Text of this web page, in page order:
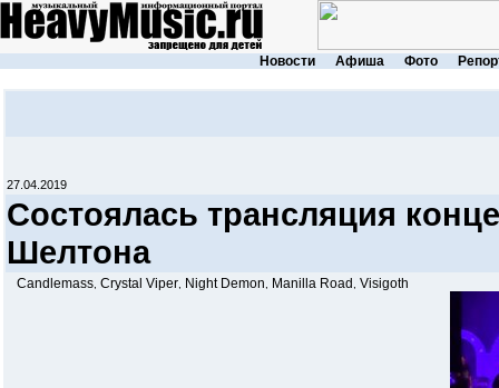
Новости Афиша Фото
27.04.2019
Состоялась трансляция
Шелтона
Candlemass Crystal Viper Night Demon Manilla Road Visigoth